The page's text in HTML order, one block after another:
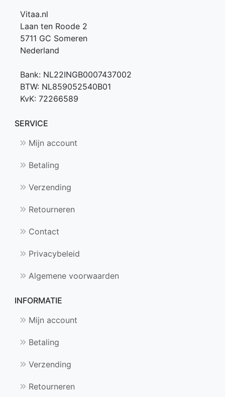
Vitaa.nl
Laan ten Roode 2
5711 GC Someren
Nederland
Bank: NL22INGB0007437002
BTW: NL859052540B01
KvK: 72266589
SERVICE
Mijn account
Betaling
Verzending
Retourneren
Contact
Privacybeleid
Algemene voorwaarden
INFORMATIE
Mijn account
Betaling
Verzending
Retourneren